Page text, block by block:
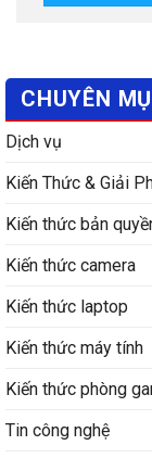
CHUYÊN
Dịch vụ
Kiến Thức & Giải
Kiến thức bản
Kiến thức camera
Kiến thức laptop
Kiến thức máy tính
Kiến thức phòng
Tin công nghệ